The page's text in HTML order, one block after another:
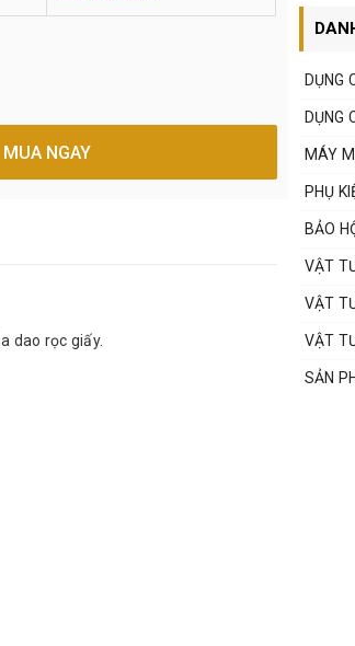
MUA NGAY
dao rọc giấy.
DỤNG
DỤNG
MÁY
PHỤ
BẢO
VẬT
VẬT
VẬT
SẢN